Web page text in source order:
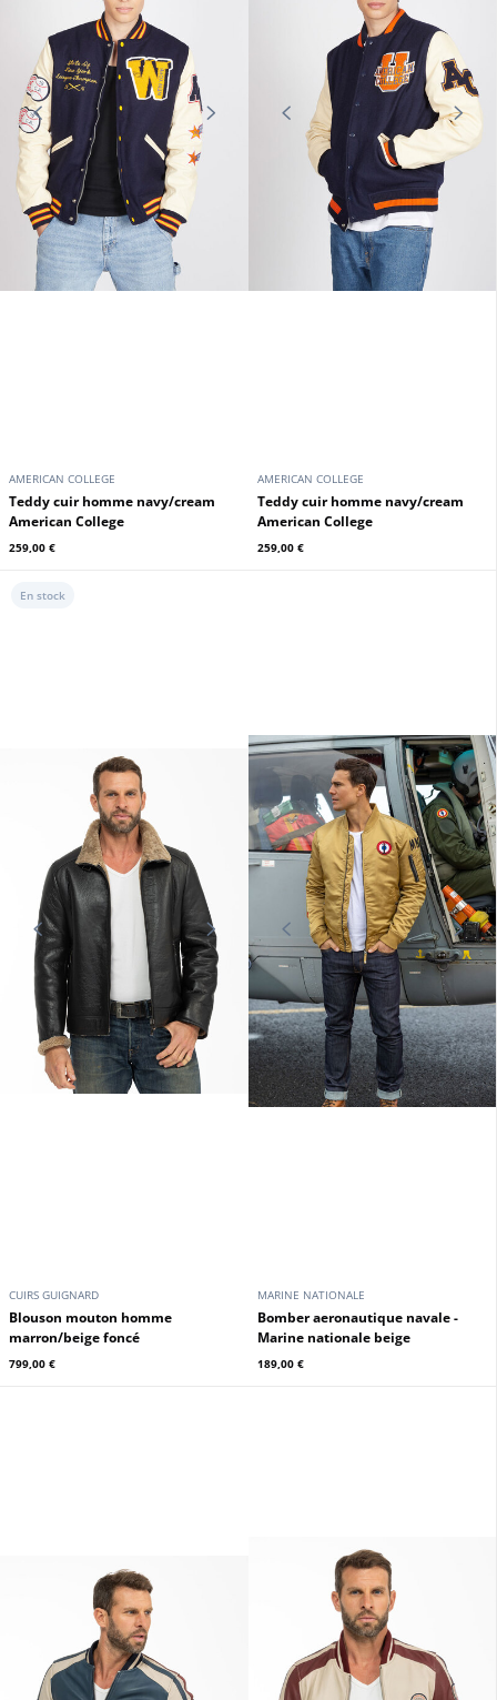
AMERICAN COLLEGE
Teddy cuir homme navy/cream
American College
259,00 €
AMERICAN COLLEGE
Teddy cuir homme navy/cream
American College
259,00 €
CUIRS GUIGNARD
Blouson mouton homme
marron/beige foncé
799,00 €
En stock
MARINE NATIONALE
Bomber aeronautique navale -
Marine nationale beige
189,00 €